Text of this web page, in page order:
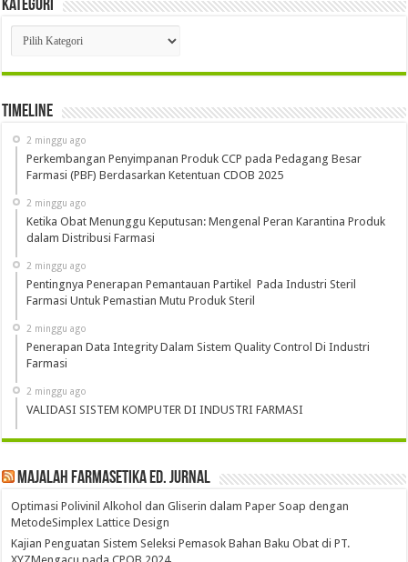
Kategori
Kategori
Timeline
2 minggu ago
Perkembangan Penyimpanan Produk CCP pada Pedagang Besar
Farmasi (PBF) Berdasarkan Ketentuan CDOB 2025
2 minggu ago
Ketika Obat Menunggu Keputusan: Mengenal Peran Karantina Produk
dalam Distribusi Farmasi
2 minggu ago
Pentingnya Penerapan Pemantauan Partikel Pada Industri Steril
Farmasi Untuk Pemastian Mutu Produk Steril
2 minggu ago
Penerapan Data Integrity Dalam Sistem Quality Control Di Industri
Farmasi
2 minggu ago
VALIDASI SISTEM KOMPUTER DI INDUSTRI FARMASI
Majalah Farmasetika Ed. Jurnal
Optimasi Polivinil Alkohol dan Gliserin dalam Paper Soap dengan
MetodeSimplex Lattice Design
Kajian Penguatan Sistem Seleksi Pemasok Bahan Baku Obat di PT.